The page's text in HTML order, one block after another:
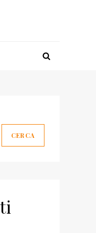
CERCA